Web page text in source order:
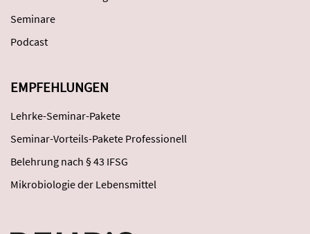
Seminare
Podcast
EMPFEHLUNGEN
Lehrke-Seminar-Pakete
Seminar-Vorteils-Pakete Professionell
Belehrung nach § 43 IFSG
Mikrobiologie der Lebensmittel